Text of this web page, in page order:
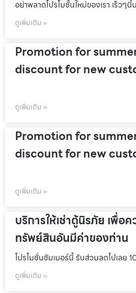
อย่าพลาดโปรโมชั้่นใหม่ของเรา เร็วๆนี้
ดูเพิ่มเติม »
Promotion for
discount for new
ดูเพิ่มเติม »
Promotion for
discount for new
ดูเพิ่มเติม »
บริการให้เช่าตู้นิรภัย เพื่อ
ทรัพย์สินอันมีค่าของท่าน
โปรโมชั่นชัมเมอร์นี้ รับส่วนลดไปเลย
ดูเพิ่มเติม »